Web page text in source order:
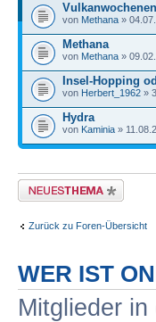
von Methana »
Methana
von Methana »
Insel-Hopping
von Herbert_1962 »
Hydra
von Kaminia »
Neues Thema erstellen
Zurück zu Foren-Übersicht
WER IST
Mitglieder